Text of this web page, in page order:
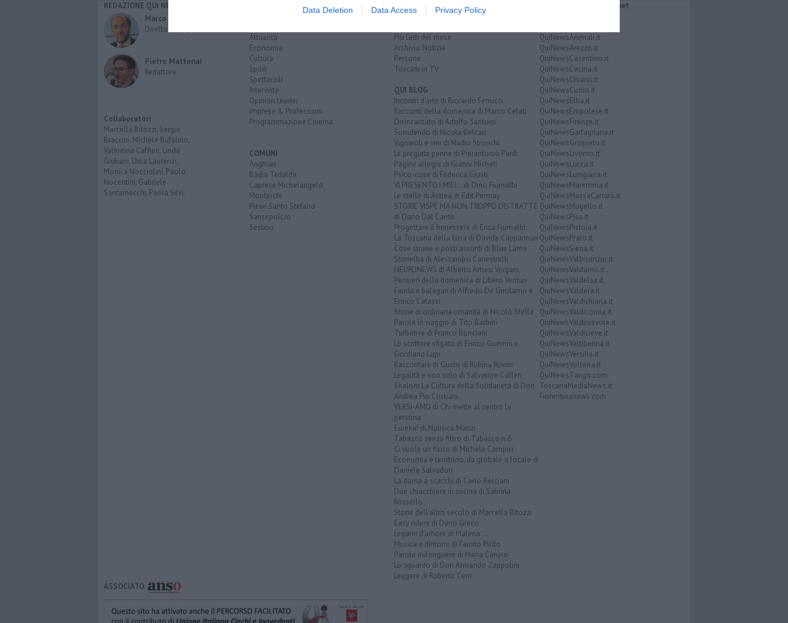
Data Deletion Data Access Privacy Policy
REDAZIONE QUI NEWS
Marco Migli
Direttore Responsabile
Pietro Mattonai
Redattore
Collaboratori
Marcella Bitozzi, Sergio
Braccini, Michele Bufalino,
Valentina Caffieri, Linda
Giuliani, Dina Laurenzi,
Monica Nocciolini, Paolo
Nocentini, Gabriele
Santarnecchi, Paola Silvi.
Attualità
Economia
Cultura
Sport
Spettacoli
Interviste
Opinion Leader
Imprese & Professioni
Programmazione Cinema
COMUNI
Anghiari
Badia Tedalda
Caprese Michelangelo
Monterchi
Pieve Santo Stefano
Sansepolcro
Sestino
RUBRICHE
Le notizie di oggi
Più Letti del mese
Archivio Notizie
Persone
Toscani in TV
QUI BLOG
Incontri d'arte di Riccardo Ferrucci
Racconti della domenica di Marco Celati
Disincantato di Adolfo Santoro
Sorridendo di Nicola Belcari
Vignaioli e vini di Nadio Stronchi
Le pregiate penne di Pierantonio Pardi
Pagine allegre di Gianni Micheli
Psico-cose di Federica Giusti
VI PRESENTO I MIEI... di Dino Fiumalbi
Le stelle di Astrea di Edit Permay
STORIE VISPE MA NON TROPPO DISTRATTE
di Dario Dal Canto
Progettare il benessere di Erica Fiumalbi
La Toscana della birra di Davide Cappannari
Cose strane e posti assurdi di Blue Lama
Storielba di Alessandro Canestrelli
NEURONEWS di Alberto Arturo Vergani
Pensieri della domenica di Libero Venturi
Fauda e balagan di Alfredo De Girolamo e
Enrico Catassi
Storie di ordinaria umanità di Nicolò Stella
Parole in viaggio di Tito Barbini
Turbative di Franco Bonciani
Lo scrittore sfigato di Enrico Guerrini e
Gordiano Lupi
Raccontare di Gusto di Rubina Rovini
Legalità e non solo di Salvatore Calleri
Shalom La Cultura della Solidarietà di Don
Andrea Pio Cristiani
VERSI-AMO di Chi mette al centro la
persona
Eureka! di Nausica Manzi
Tabasco senza filtro di Tabasco n.6
Ci vuole un fisico di Michele Campisi
Economia e territorio, da globale a locale di
Daniele Salvadori
La dama a scacchi di Carlo Belciani
Due chiacchiere in cucina di Sabrina
Rossello
Storie dell'altro secolo di Marcella Bitozzi
Easy ridere di Dario Greco
Legami d'amore di Malena ...
Musica e dintorni di Fausto Pirìto
Parole milonguere di Maria Caruso
Lo sguardo di Don Armando Zappolini
Leggere di Roberto Cerri
IL NETWORK QuiNews.net
QuiNewsAnimali.it
QuiNewsArezzo.it
QuiNewsCasentino.it
QuiNewsCecina.it
QuiNewsChianti.it
QuiNewsCuoio.it
QuiNewsElba.it
QuiNewsEmpolese.it
QuiNewsFirenze.it
QuiNewsGarfagnana.it
QuiNewsGrosseto.it
QuiNewsLivorno.it
QuiNewsLucca.it
QuiNewsLunigiana.it
QuiNewsMaremma.it
QuiNewsMassaCarrara.it
QuiNewsMugello.it
QuiNewsPisa.it
QuiNewsPistoia.it
QuiNewsPrato.it
QuiNewsSiena.it
QuiNewsValbisenzio.it
QuiNewsValdarno.it
QuiNewsValdelsa.it
QuiNewsValdera.it
QuiNewsValdichiana.it
QuiNewsValdicornia.it
QuiNewsValdinievole.it
QuiNewsValdisieve.it
QuiNewsValtiberina.it
QuiNewsVersilia.it
QuiNewsVolterra.it
QuiNewsTango.com
ToscanaMediaNews.it
Fiorentinanews.com
ASSOCIATO